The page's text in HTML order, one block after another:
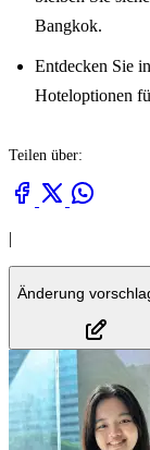
Bangkok.
Entdecken Sie
Hoteloptionen
Teilen über:
|
Änderung